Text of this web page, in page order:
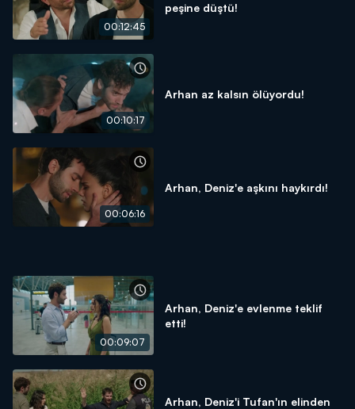
00:12:45
peşine düştü!
00:10:17
Arhan az kalsın ölüyordu!
00:06:16
Arhan, Deniz'e aşkını haykırdı!
00:09:07
Arhan, Deniz'e evlenme teklif
etti!
Arhan, Deniz'i Tufan'ın elinden